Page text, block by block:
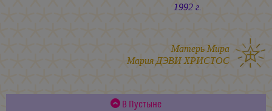
1992 г.
Матерь Мира
Мария ДЭВИ ХРИСТОС
В Пустыне